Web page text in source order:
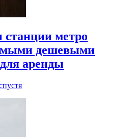
метро
дешевыми
аренды